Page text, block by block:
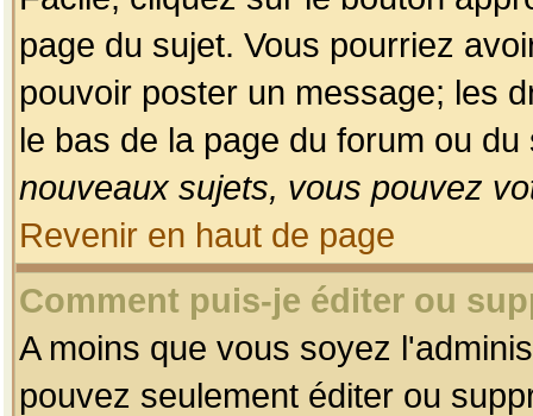
page du sujet. Vous pourriez
pouvoir poster un message; les
le bas de la page du forum ou
nouveaux sujets, vous pouvez
Revenir en haut de page
Comment puis-je éditer ou
A moins que vous soyez
pouvez seulement éditer ou